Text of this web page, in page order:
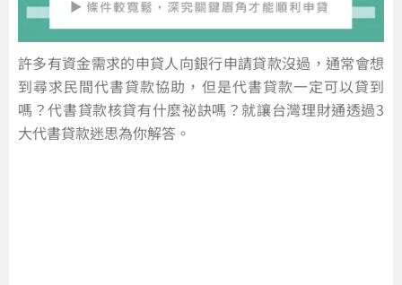
許多有資金需求的申貸人向銀行申請貸款沒過，通常會想
到尋求民間代書貸款協助，但是代書貸款一定可以貸到
嗎？代書貸款核貸有什麼祕訣嗎？就讓台灣理財通透過3
大代書貸款迷思為你解答。